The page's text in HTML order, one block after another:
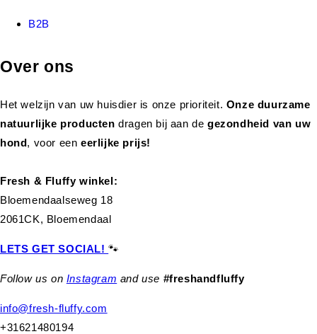
B2B
Over ons
Het welzijn van uw huisdier is onze prioriteit. Onze duurzame
natuurlijke productendragen bij aan de gezondheid van uw
hond, voor eeneerlijke prijs!
Fresh & Fluffy winkel:
Bloemendaalseweg 18
2061CK, Bloemendaal
LETS GET SOCIAL!🐾
Follow us on Instagram and use #freshandfluffy
info@fresh-fluffy.com
+31621480194